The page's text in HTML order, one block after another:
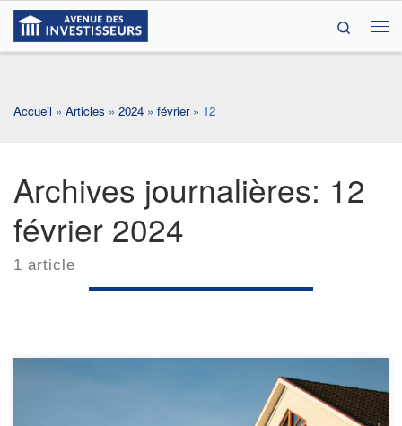
Passer au contenu
Search
Accueil » Articles » 2024 » février » 12
Archives journalières: 12
février 2024
1 article